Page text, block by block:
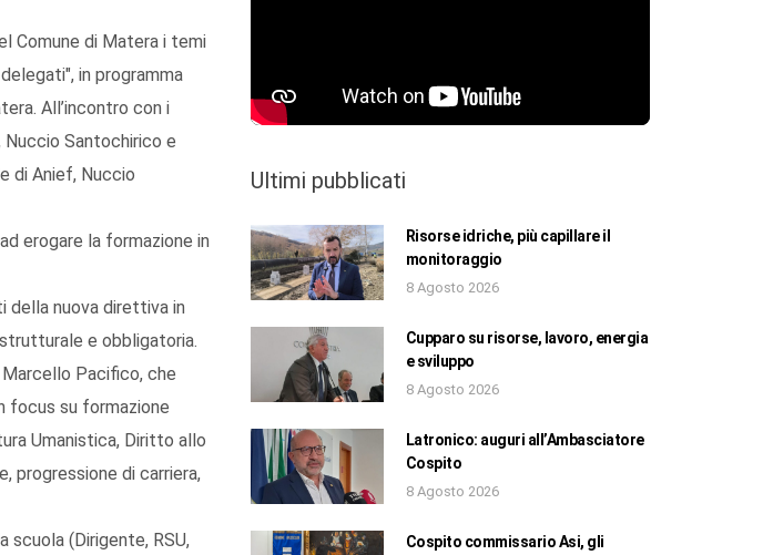
Comune di Matera i temi
in programma
All’incontro con i
Santochirico e
di Anief, Nuccio
erogare la formazione in
della nuova direttiva in
e obbligatoria.
Pacifico, che
focus su formazione
Umanistica, Diritto allo
progressione di carriera,
scuola (Dirigente, RSU,
Ultimi pubblicati
Risorse idriche, più capillare il
monitoraggio
8 Agosto 2026
Cupparo su risorse, lavoro, energia
e sviluppo
8 Agosto 2026
Latronico: auguri all’Ambasciatore
Cospito
8 Agosto 2026
Cospito commissario Asi, gli